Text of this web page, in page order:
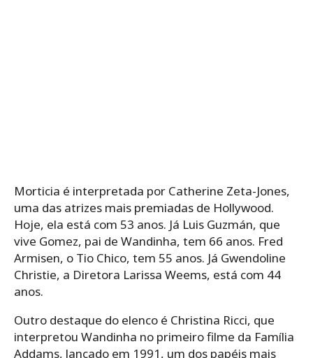
Morticia é interpretada por Catherine Zeta-Jones,
uma das atrizes mais premiadas de Hollywood.
Hoje, ela está com 53 anos. Já Luis Guzmán, que
vive Gomez, pai de Wandinha, tem 66 anos. Fred
Armisen, o Tio Chico, tem 55 anos. Já Gwendoline
Christie, a Diretora Larissa Weems, está com 44
anos.
Outro destaque do elenco é Christina Ricci, que
interpretou Wandinha no primeiro filme da Família
Addams, lançado em 1991, um dos papéis mais